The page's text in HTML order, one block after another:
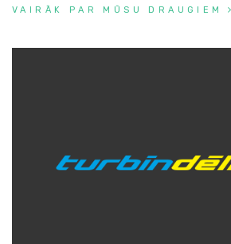
VAIRĀK PAR MŪSU DRAUGIEM